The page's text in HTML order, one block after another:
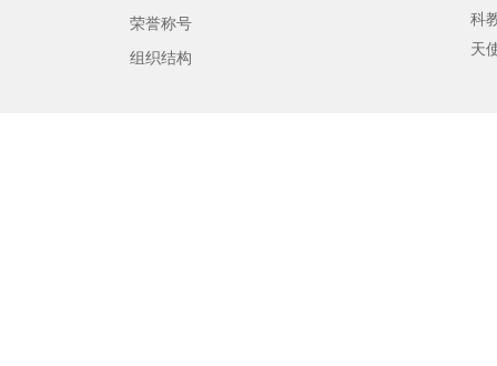
荣誉称号
组织结构
科
天